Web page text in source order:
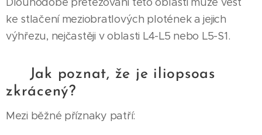
ke stlačení meziobratlových plotének a jejich
výhřezu, nejčastěji v oblasti L4-L5 nebo L5-S1.
⚠️ Jak poznat, že je iliopsoas
zkrácený?
Mezi běžné příznaky patří: